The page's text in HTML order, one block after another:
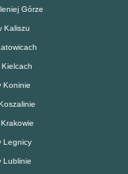
Górze
Kaliszu
Koninie
Legnicy
Lublinie